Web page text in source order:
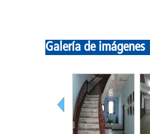
Galería de imágenes